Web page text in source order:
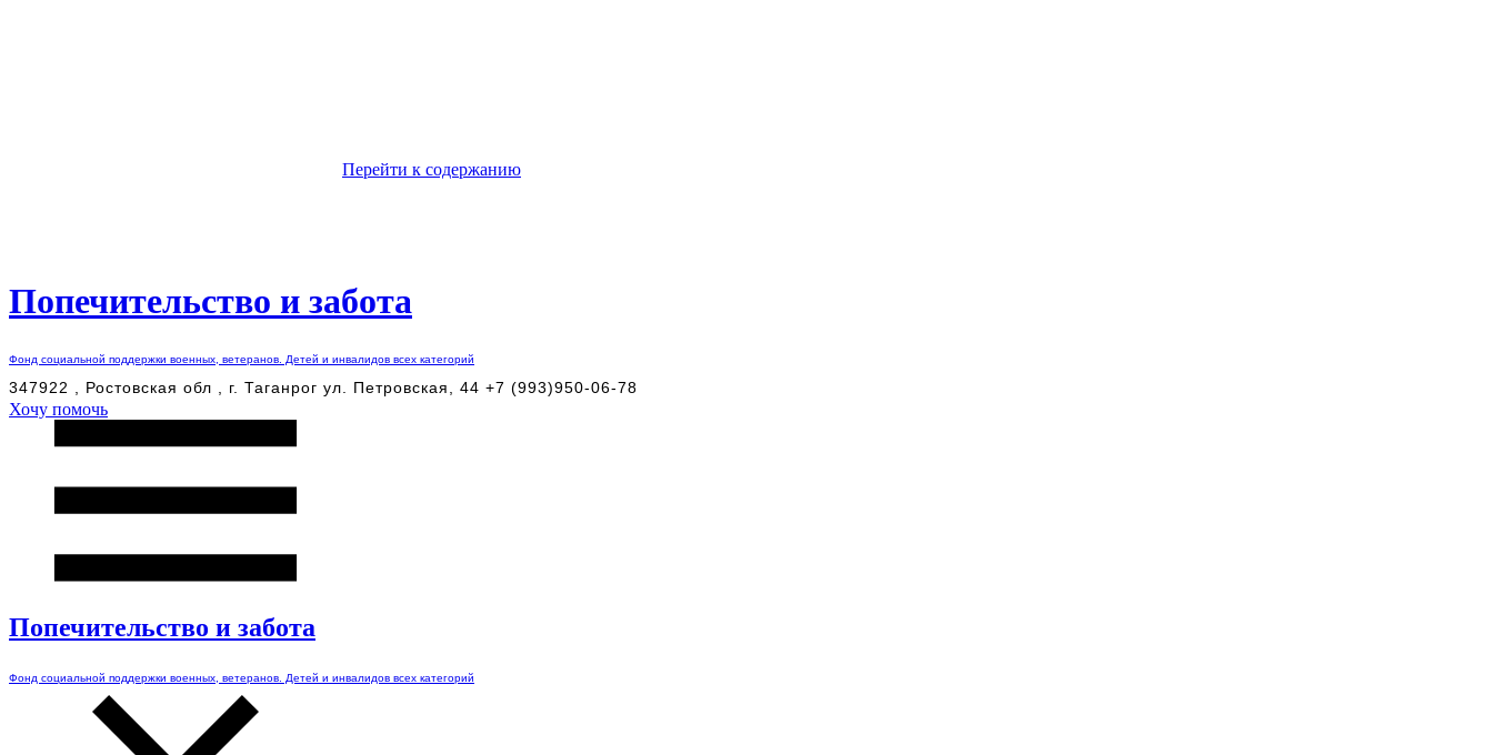
Перейти к содержанию
Попечительство и забота
Фонд социальной поддержки военных, ветеранов. Детей и инвалидов всех категорий
347922 , Ростовская обл , г. Таганрог ул. Петровская, 44 +7 (993)950-06-78
Хочу помочь
Попечительство и забота
Фонд социальной поддержки военных, ветеранов. Детей и инвалидов всех категорий